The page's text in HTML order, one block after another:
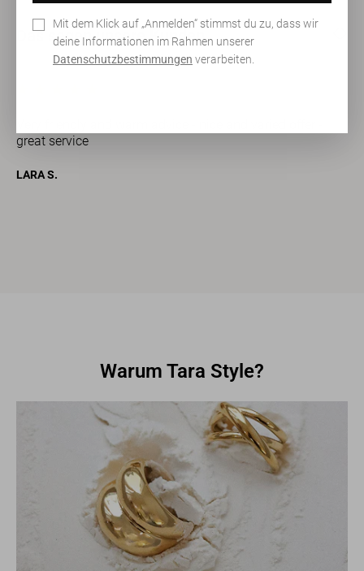
Mit dem Klick auf „Anmelden“ stimmst du zu, dass wir
deine Informationen im Rahmen unserer
Datenschutzbestimmungen verarbeiten.
Das sagen unsere Kunden
great service
LARA S.
Warum Tara Style?